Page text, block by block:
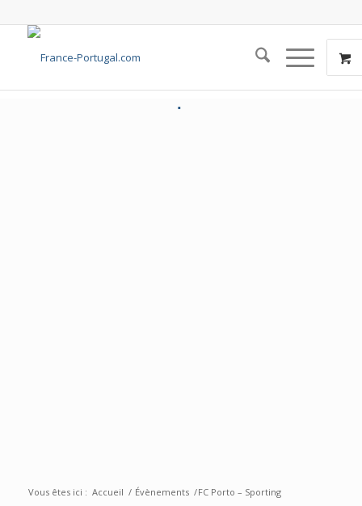
Vous êtes ici : Accueil / Évènements /FC Porto – Sporting